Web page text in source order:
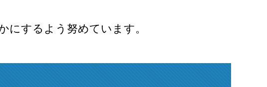
にするよう努めています。